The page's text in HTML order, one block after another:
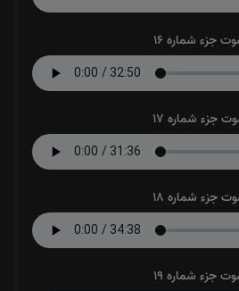
جزء شماره 16
جزء شماره 17
جزء شماره 18
جزء شماره 19